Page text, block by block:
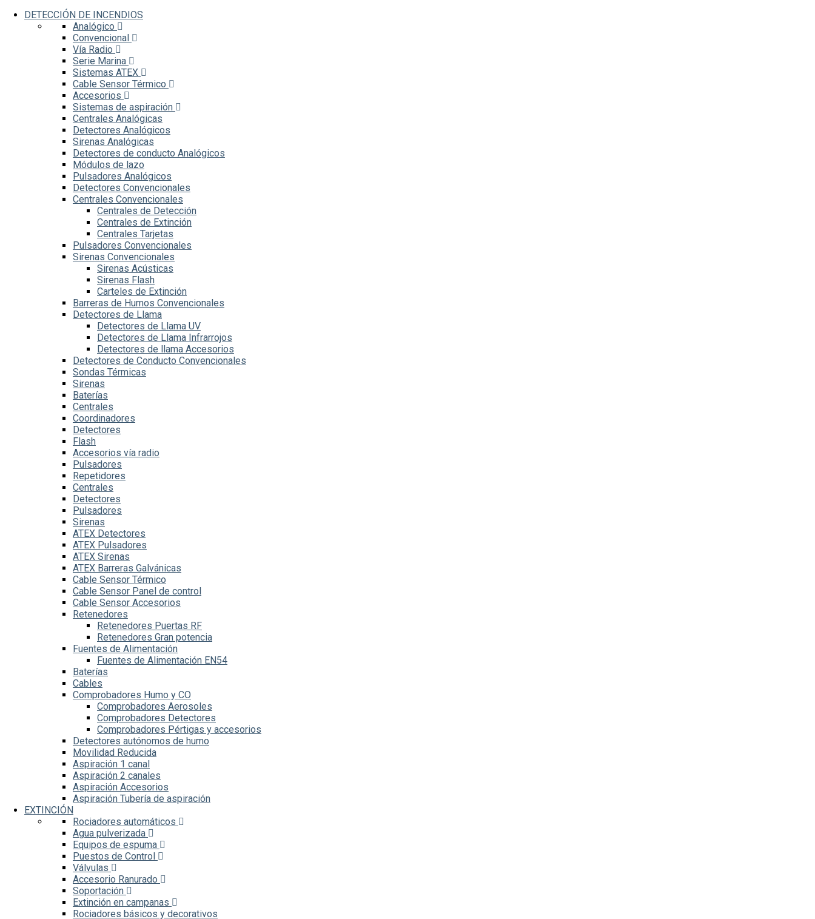
DETECCIÓN DE INCENDIOS
Analógico
Convencional
Vía Radio
Serie Marina
Sistemas ATEX
Cable Sensor Térmico
Accesorios
Sistemas de aspiración
Centrales Analógicas
Detectores Analógicos
Sirenas Analógicas
Detectores de conducto Analógicos
Módulos de lazo
Pulsadores Analógicos
Detectores Convencionales
Centrales Convencionales
Centrales de Detección
Centrales de Extinción
Centrales Tarjetas
Pulsadores Convencionales
Sirenas Convencionales
Sirenas Acústicas
Sirenas Flash
Carteles de Extinción
Barreras de Humos Convencionales
Detectores de Llama
Detectores de Llama UV
Detectores de Llama Infrarrojos
Detectores de llama Accesorios
Detectores de Conducto Convencionales
Sondas Térmicas
Sirenas
Baterías
Centrales
Coordinadores
Detectores
Flash
Accesorios vía radio
Pulsadores
Repetidores
Centrales
Detectores
Pulsadores
Sirenas
ATEX Detectores
ATEX Pulsadores
ATEX Sirenas
ATEX Barreras Galvánicas
Cable Sensor Térmico
Cable Sensor Panel de control
Cable Sensor Accesorios
Retenedores
Retenedores Puertas RF
Retenedores Gran potencia
Fuentes de Alimentación
Fuentes de Alimentación EN54
Baterías
Cables
Comprobadores Humo y CO
Comprobadores Aerosoles
Comprobadores Detectores
Comprobadores Pértigas y accesorios
Detectores autónomos de humo
Movilidad Reducida
Aspiración 1 canal
Aspiración 2 canales
Aspiración Accesorios
Aspiración Tubería de aspiración
EXTINCIÓN
Rociadores automáticos
Agua pulverizada
Equipos de espuma
Puestos de Control
Válvulas
Accesorio Ranurado
Soportación
Extinción en campanas
Rociadores básicos y decorativos